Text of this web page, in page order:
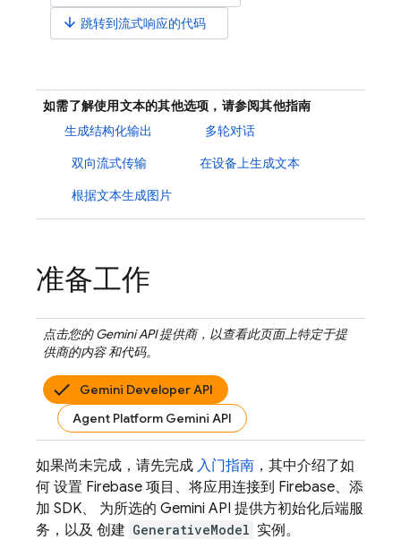
arrow_downward 跳转到流式响应的代码
如需了解使用文本的其他选项，请参阅其他指南
生成结构化输出
多轮对话
双向流式传输
在设备上生成文本
根据文本生成图片
准备工作
点击您的Gemini API提供商，以查看此页面上特定于提
供商的内容 和代码。
Gemini Developer API
Agent Platform Gemini API
如果尚未完成，请先完成 入门指南 ，其中介绍了如
何 设置 Firebase 项目、将应用连接到 Firebase、添
加 SDK、 为所选的 Gemini API 提供方初始化后端服
务，以及 创建 GenerativeModel 实例。